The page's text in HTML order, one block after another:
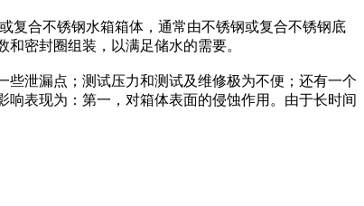
复合不锈钢水箱箱体，通常由不锈钢或复合不锈钢底
密封圈组装，以满足储水的需要。
泄漏点；测试压力和测试及维修极为不便；还有一个
表现为：第一，对箱体表面的侵蚀作用。由于长时间